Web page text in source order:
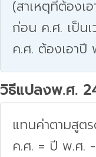
(สาเหตุที่ต้องเ
ก่อน ค.ศ. เป็น
ค.ศ. ต้องเอา
วิธีแปลงพ.ศ.
แทนค่าตามสูต
ค.ศ. = ปี พ.ศ.